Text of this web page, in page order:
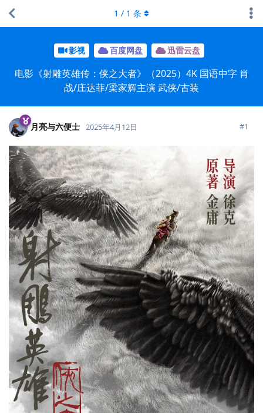
影视 百度网盘 迅雷云盘
电影《射雕英雄传：侠之大者》（2025）4K 国语中字 肖
战/庄达菲/梁家辉主演 武侠/古装
1 / 1 条
月亮与六便士 2025年4月12日 #1